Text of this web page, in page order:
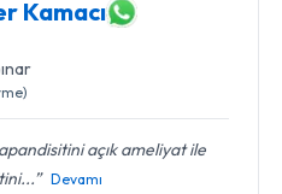
Kamacı
açık ameliyat ile
Devamı